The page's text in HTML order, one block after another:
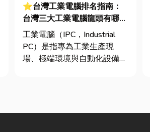
⭐台灣工業電腦排名指南：
台灣三大工業電腦龍頭有哪
些？工廠採購與品牌選型全解
析
工業電腦（IPC，Industrial
PC）是指專為工業生產現
場、極端環境與自動化設備所